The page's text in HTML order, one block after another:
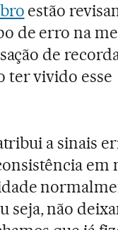
estão
de erro na
de
ter vivido esse
a sinais
em
seja, não